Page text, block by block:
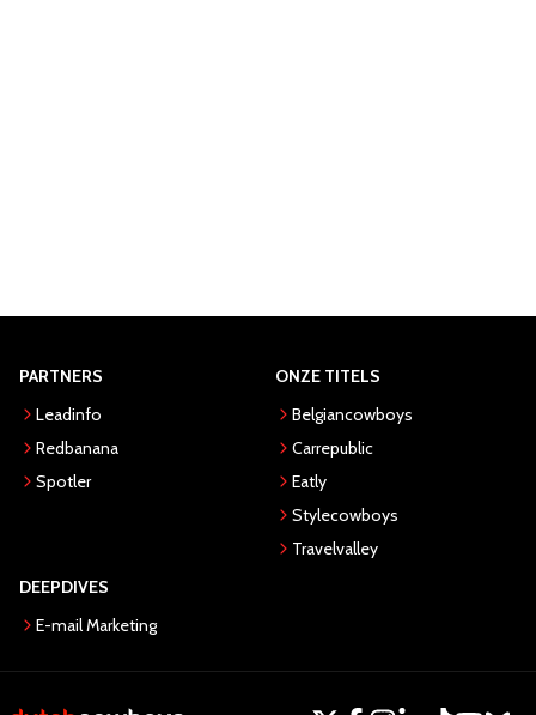
PARTNERS
Leadinfo
Redbanana
Spotler
ONZE TITELS
Belgiancowboys
Carrepublic
Eatly
Stylecowboys
Travelvalley
DEEPDIVES
E-mail Marketing